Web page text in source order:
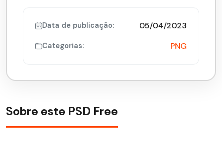
Data de publicação: 05/04/2023
Categorias: PNG
Sobre este PSD Free